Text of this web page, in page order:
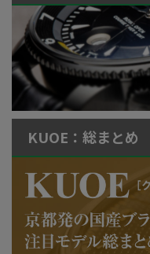
KUOE：総まとめ